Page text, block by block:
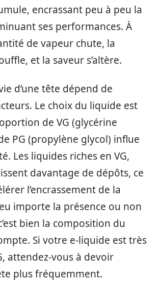
encrassant peu à peu la
ses performances. À
de vapeur chute, la
et la saveur s’altère.
d’une tête dépend de
Le choix du liquide est
de VG (glycérine
PG (propylène glycol) influe
Les liquides riches en VG,
davantage de dépôts, ce
l’encrassement de la
importe la présence ou non
bien la composition du
Si votre e-liquide est très
attendez-vous à devoir
plus fréquemment.